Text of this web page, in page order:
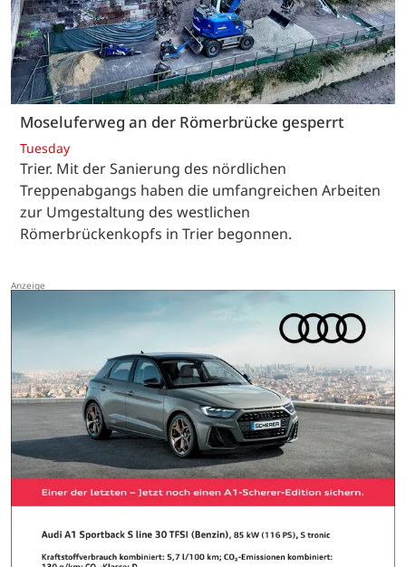
Moseluferweg an der Römerbrücke gesperrt
Tuesday
Trier. Mit der Sanierung des nördlichen
Treppenabgangs haben die umfangreichen Arbeiten
zur Umgestaltung des westlichen
Römerbrückenkopfs in Trier begonnen.